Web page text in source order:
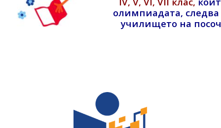
олимпиадата, следва
училището на